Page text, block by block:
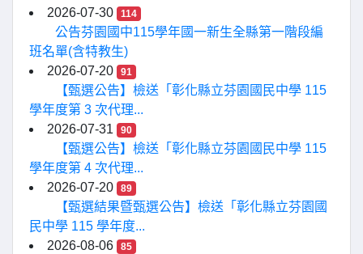
2026-07-30 114
公告芬園國中115學年國一新生全縣第一階段編
班名單(含特教生)
2026-07-20
91
【甄選公告】檢送「彰化縣立芬園國民中學 115
學年度第 3 次代理...
2026-07-31
90
【甄選公告】檢送「彰化縣立芬園國民中學 115
學年度第 4 次代理...
2026-07-20
89
【甄選結果暨甄選公告】檢送「彰化縣立芬園國
民中學 115 學年度...
2026-08-06
85